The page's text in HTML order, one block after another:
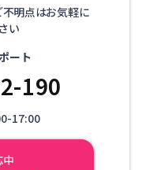
明点はお気軽に
い
ート
190
17:00